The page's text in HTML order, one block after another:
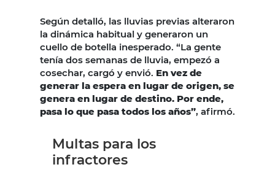
Según detalló, las lluvias previas alteraron
la dinámica habitual y generaron un
cuello de botella inesperado. “La gente
tenía dos semanas de lluvia, empezó a
cosechar, cargó y envió. En vez de
generar la espera en lugar de origen, se
genera en lugar de destino. Por ende,
pasa lo que pasa todos los años”, afirmó.
Multas para los
infractores